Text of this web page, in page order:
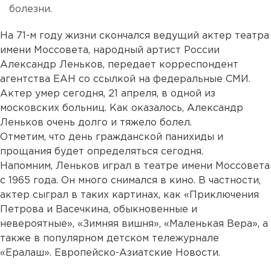
болезни.
На 71-м году жизни скончался ведущий актер театра
имени Моссовета, народный артист России
Александр Леньков, передает корреспондент
агентства ЕАН со ссылкой на федеральные СМИ.
Актер умер сегодня, 21 апреля, в одной из
московских больниц. Как оказалось, Александр
Леньков очень долго и тяжело болел.
Отметим, что день гражданской панихиды и
прощания будет определяться сегодня.
Напомним, Леньков играл в театре имени Моссовета
с 1965 года. Он много снимался в кино. В частности,
актер сыграл в таких картинах, как «Приключения
Петрова и Васечкина, обыкновенные и
невероятные», «Зимняя вишня», «Маленькая Вера», а
также в популярном детском тележурнале
«Ералаш». Европейско-Азиатские Новости.